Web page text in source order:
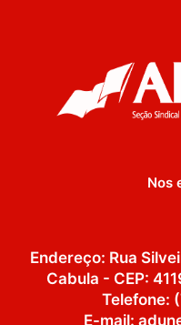
Nos
Endereço: Rua
Cabula - CEP:
Telefone:
E-mail: